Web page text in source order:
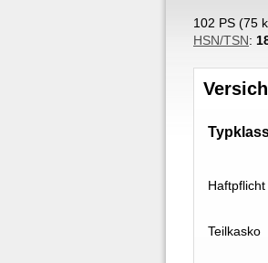
102 PS (75
HSN/TSN:
Haftpflicht
Teilkasko